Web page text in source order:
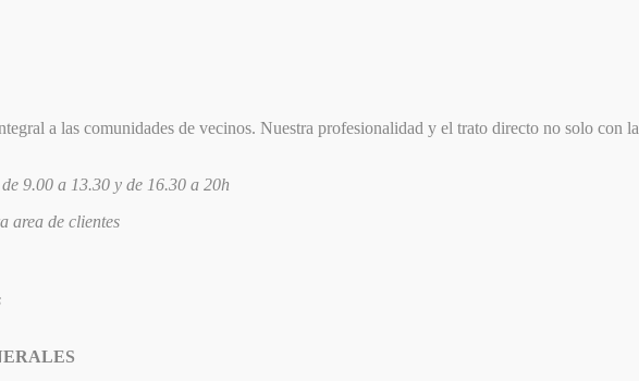
a las comunidades de vecinos. Nuestra profesionalidad y el trato directo no solo con
9.00 a 13.30 y de 16.30 a 20h
area de clientes